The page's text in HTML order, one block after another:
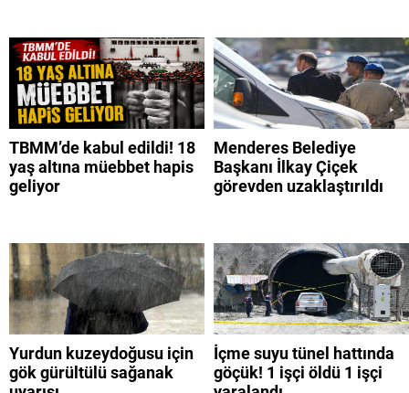
TBMM’de kabul edildi! 18
yaş altına müebbet hapis
geliyor
Menderes Belediye
Başkanı İlkay Çiçek
görevden uzaklaştırıldı
Yurdun kuzeydoğusu için
gök gürültülü sağanak
İçme suyu tünel hattında
göçük! 1 işçi öldü 1 işçi